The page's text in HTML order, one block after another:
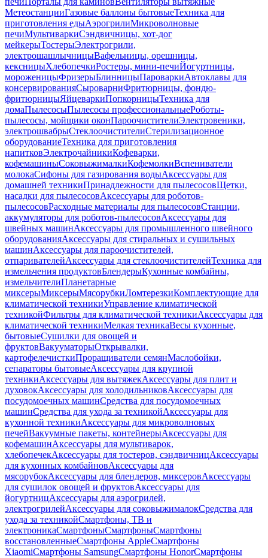
МетеостанцииГазовые баллоны бытовыеТехника для
приготовления едыАэрогрилиМикроволновые
печиМультиваркиСэндвичницы, хот-дог
мейкерыТостерыЭлектрогрили,
электрошашлычницыВафельницы, орешницы,
кексницыХлебопечкиРостеры, мини-печиЙогуртницы,
мороженицыФризерыБлинницыПароваркиАвтоклавы для
консервированияСыроварниФритюрницы, фондю-
фритюрницыЯйцеваркиПопкорницыТехника для
домаПылесосыПылесосы профессиональныеРоботы-
пылесосы, мойщики оконПароочистителиЭлектровеники,
электрошвабрыСтеклоочистителиСтерилизационное
оборудованиеТехника для приготовления
напитковЭлектрочайникиКофеварки,
кофемашиныСоковыжималкиКофемолкиВспениватели
молокаСифоны для газирования водыАксессуары для
домашней техникиПринадлежности для пылесосовЩетки,
насадки для пылесосовАксессуары для роботов-
пылесосовРасходные материалы для пылесосовСтанции,
аккумуляторы для роботов-пылесосовАксессуары для
швейных машинАксессуары для промышленного швейного
оборудованияАксессуары для стиральных и сушильных
машинАксессуары для пароочистителей,
отпаривателейАксессуары для стеклоочистителейТехника для
измельчения продуктовБлендерыКухонные комбайны,
измельчителиПланетарные
миксерыМиксерыМясорубкиЛомтерезкиКомплектующие для
климатической техникиУправление климатической
техникойФильтры для климатической техникиАксессуары для
климатической техникиМелкая техникаВесы кухонные,
бытовыеСушилки для овощей и
фруктовВакууматорыОткрывалки,
картофелечисткиПроращиватели семянМаслобойки,
сепараторы бытовыеАксессуары для крупной
техникиАксессуары для вытяжекАксессуары для плит и
духовокАксессуары для холодильниковАксессуары для
посудомоечных машинСредства для посудомоечных
машинСредства для ухода за техникойАксессуары для
кухонной техникиАксессуары для микроволновых
печейВакуумные пакеты, контейнерыАксессуары для
кофемашинАксессуары для мультиварок,
хлебопечекАксессуары для тостеров, сэндвичницАксессуары
для кухонных комбайновАксессуары для
мясорубокАксессуары для блендеров, миксеровАксессуары
для сушилок овощей и фруктовАксессуары для
йогуртницАксессуары для аэрогрилей,
электрогрилейАксессуары для соковыжималокСредства для
ухода за техникойСмартфоны, ТВ и
электроникаСмартфоныСмартфоныСмартфоны
восстановленныеСмартфоны AppleСмартфоны
XiaomiСмартфоны SamsungСмартфоны HonorСмартфоны